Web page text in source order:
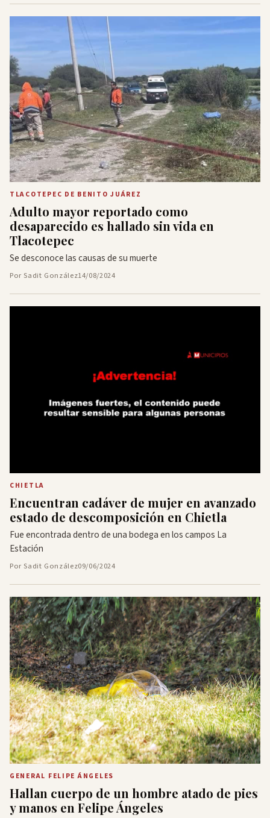
TLACOTEPEC DE BENITO JUÁREZ
Adulto mayor reportado como
desaparecido es hallado sin vida en
Tlacotepec
Se desconoce las causas de su muerte
Por Sadit González14/08/2024
CHIETLA
Encuentran cadáver de mujer en avanzado
estado de descomposición en Chietla
Fue encontrada dentro de una bodega en los campos La
Estación
Por Sadit González09/06/2024
GENERAL FELIPE ÁNGELES
Hallan cuerpo de un hombre atado de pies
y manos en Felipe Ángeles